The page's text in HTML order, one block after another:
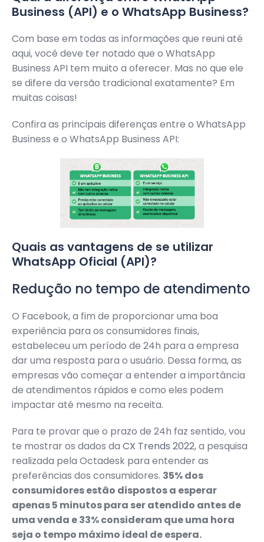
Business (API) e o WhatsApp Business?
Com base em todas as informações que reuni até
aqui, você deve ter notado que o WhatsApp
Business API tem muito a oferecer. Mas no que ele
se difere da versão tradicional exatamente? Em
muitas coisas!
Confira as principais diferenças entre o WhatsApp
Business e o WhatsApp Business API:
Quais as vantagens de se utilizar
WhatsApp Oficial (API)?
Redução no tempo de atendimento
O Facebook, a fim de proporcionar uma boa
experiência para os consumidores finais,
estabeleceu um período de 24h para a empresa
dar uma resposta para o usuário. Dessa forma, as
empresas vão começar a entender a importância
de atendimentos rápidos e como eles podem
impactar até mesmo na receita.
Para te provar que o prazo de 24h faz sentido, vou
te mostrar os dados da CX Trends 2022, a pesquisa
realizada pela Octadesk para entender as
preferências dos consumidores. 35% dos
consumidores estão dispostos a esperar
apenas 5 minutos para ser atendido antes de
uma venda e 33% consideram que uma hora
seja o tempo máximo ideal de espera.